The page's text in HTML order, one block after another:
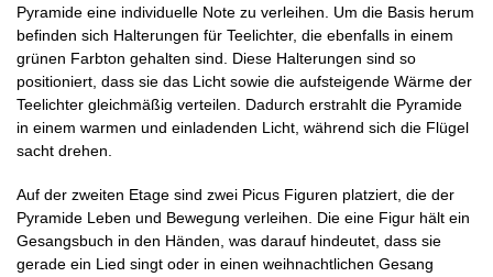
Pyramide eine individuelle Note zu verleihen. Um die Basis herum
befinden sich Halterungen für Teelichter, die ebenfalls in einem
grünen Farbton gehalten sind. Diese Halterungen sind so
positioniert, dass sie das Licht sowie die aufsteigende Wärme der
Teelichter gleichmäßig verteilen. Dadurch erstrahlt die Pyramide
in einem warmen und einladenden Licht, während sich die Flügel
sacht drehen.
Auf der zweiten Etage sind zwei Picus Figuren platziert, die der
Pyramide Leben und Bewegung verleihen. Die eine Figur hält ein
Gesangsbuch in den Händen, was darauf hindeutet, dass sie
gerade ein Lied singt oder in einen weihnachtlichen Gesang